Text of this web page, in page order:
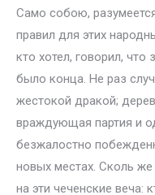
Само собою,
правил для этих
кто хотел, говорил, что
было конца. Не раз
жестокой дракой;
враждующая партия и
безжалостно
новых местах. Сколь
на эти чеченские веча: